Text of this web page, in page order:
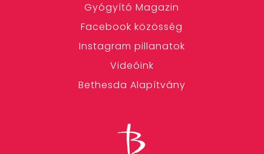
Gyógyító Magazin
Facebook közösség
Instagram pillanatok
Videóink
Bethesda Alapítvány